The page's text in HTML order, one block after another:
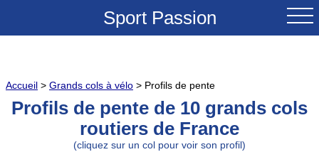
Sport Passion
NOUVEAUTES
TESTS & REVUES
Accueil > Grands cols à vélo > Profils de pente
Profils de pente de 10 grands cols
routiers de France
(cliquez sur un col pour voir son profil)